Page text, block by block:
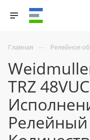
Главная — Релейное
TRZ